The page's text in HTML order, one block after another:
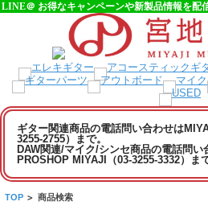
LINE＠ お得なキャンペーンや新製品情報を配
ギター関連商品の電話問い合わせは
3255-2755）まで。
DAW関連/マイク/シンセ商品の電話問い
PROSHOP MIYAJI（03-3255-3332）まで
TOP > 商品検索